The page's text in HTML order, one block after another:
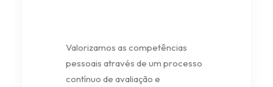
Valorizamos as competências
pessoais através de um processo
contínuo de avaliação e